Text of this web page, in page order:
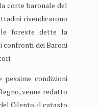
corte baronale del
rivendicarono
foreste dette la
confronti dei Baroni
pessime condizioni
venne redatto
Cilento, il catasto